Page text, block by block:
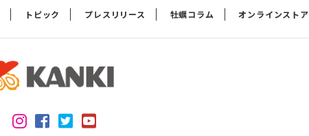
トピック プレスリリース 牡蠣コラム オンラインストア